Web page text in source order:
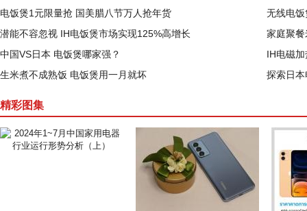
电饭煲1元限量抢 国美腊八节万人抢年货
无线电
潜能不容忽视 IH电饭煲市场实现125%高增长
家庭聚
中国VS日本 电饭煲哪家强？
IH电磁
生米煮不成熟饭 电饭煲用一月就坏
探索日
精彩图集